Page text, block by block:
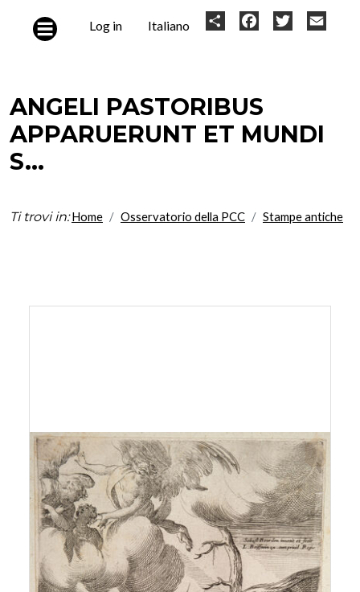
User
Log in Italiano Share FacebookTwitter
ANGELI PASTORIBUS
APPARUERUNT ET MUNDI
S...
Ti trovi in: Home Osservatorio della PCC Stampe antiche